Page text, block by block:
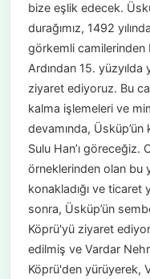
bize eşlik edecek.
durağımız, 1492
görkemli camilerinden
Ardından 15. yüzyılda
ziyaret ediyoruz. Bu
kalma işlemeleri ve
devamında,
Sulu Han’ı göreceğiz.
örneklerinden olan bu
konakladığı ve ticaret
sonra, Üsküp’ün
Köprü'yü ziyaret
edilmiş ve Vardar
Köprü'den yürüyerek,